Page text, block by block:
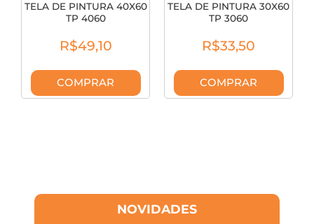
TELA DE PINTURA 40X60
TP 4060
R$49,10
COMPRAR
TELA DE PINTURA 30X60
TP 3060
R$33,50
COMPRAR
NOVIDADES